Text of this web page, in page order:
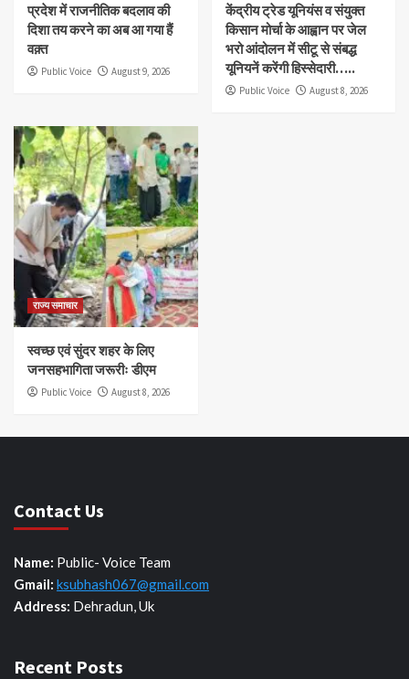
प्रदेश में राजनीतिक बदलाव की
दिशा तय करने का अब आ गया हैं
वक़्त
Public Voice August 9, 2026
केंद्रीय ट्रेड यूनियंस व संयुक्त
किसान मोर्चा के आह्वान पर जेल
भरो आंदोलन में सीटू से संबद्ध
यूनियनें करेंगी हिस्सेदारी…..
Public Voice August 8, 2026
राज्य समाचार
स्वच्छ एवं सुंदर शहर के लिए
जनसहभागिता जरूरीः डीएम
Public Voice August 8, 2026
Contact Us
Name: Public- Voice Team
Gmail: ksubhash067@gmail.com
Address: Dehradun, Uk
Recent Posts